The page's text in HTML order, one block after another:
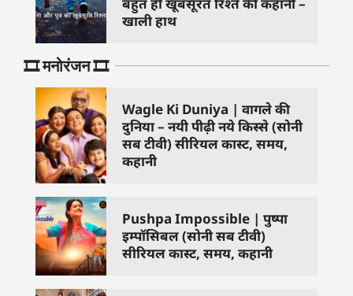
खाली हाथ
🎞️ मनोरंजन 🎞️
Wagle Ki Duniya | वागले की
दुनिया – नयी पीढ़ी नये किस्से (सोनी
सब टीवी) सीरियल कास्ट, समय,
कहानी
Pushpa Impossible | पुष्पा
इम्पॉसिबल (सोनी सब टीवी)
सीरियल कास्ट, समय, कहानी